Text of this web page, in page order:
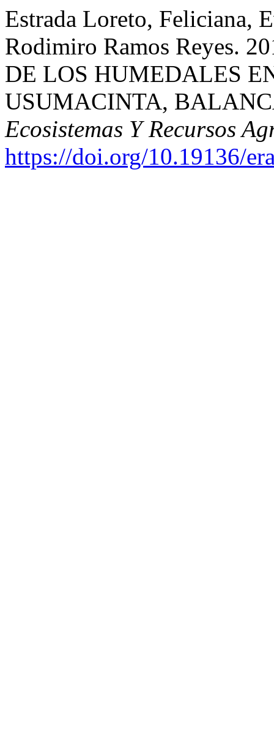
Estrada Loreto, Feliciana,
Rodimiro Ramos Reyes.
DE LOS HUMEDALES
USUMACINTA,
Ecosistemas Y Recursos
https://doi.org/10.19136/